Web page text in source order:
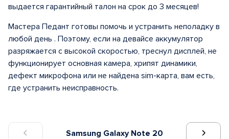
Samsung Galaxy Note 20
выдается гарантийный талон на срок до 3 месяцев!
Мастера Педант готовы помочь и устранить неполадку в
любой день . Поэтому, если на девайсе аккумулятор
разряжается с высокой скоростью, треснул дисплей, не
функционирует основная камера, хрипят динамики,
дефект микрофона или не найдена sim-карта, вам есть,
где устранить неисправность.